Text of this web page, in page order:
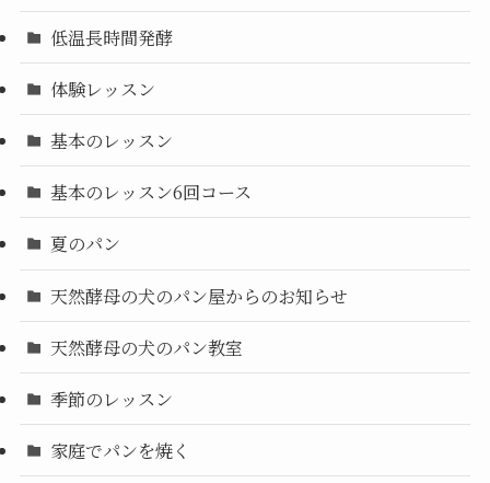
低温長時間発酵
体験レッスン
基本のレッスン
基本のレッスン6回コース
夏のパン
天然酵母の犬のパン屋からのお知らせ
天然酵母の犬のパン教室
季節のレッスン
家庭でパンを焼く